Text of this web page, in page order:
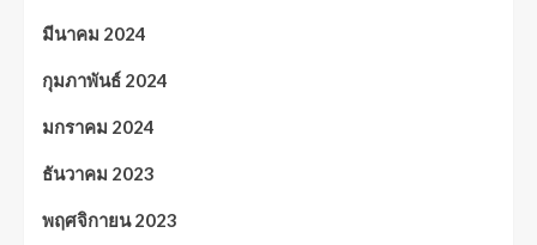
มีนาคม 2024
กุมภาพันธ์ 2024
มกราคม 2024
ธันวาคม 2023
พฤศจิกายน 2023